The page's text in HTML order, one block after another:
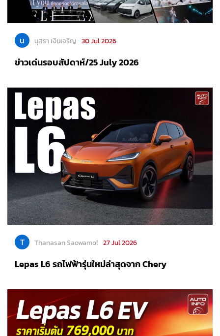
น นุสรา เงินเจริญ 30 Jul 2026
ข่าวเด่นรอบสัปดาห์/25 July 2026
T Thanasan Saowamol 27 Jul 2026
Lepas L6 รถไฟฟ้ารุ่นใหม่ล่าสุดจาก Chery